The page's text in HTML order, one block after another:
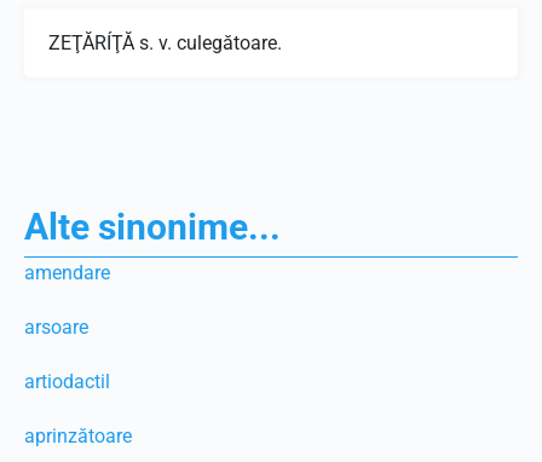
ZEŢĂRÍŢĂ s. v. culegătoare.
Alte sinonime...
amendare
arsoare
artiodactil
aprinzătoare